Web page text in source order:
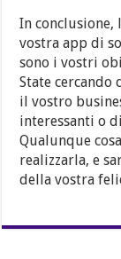
In conclusione,
vostra app di
sono i vostri
State
il vostro
interessanti o
Qualunque
realizzarla, e
della vostra